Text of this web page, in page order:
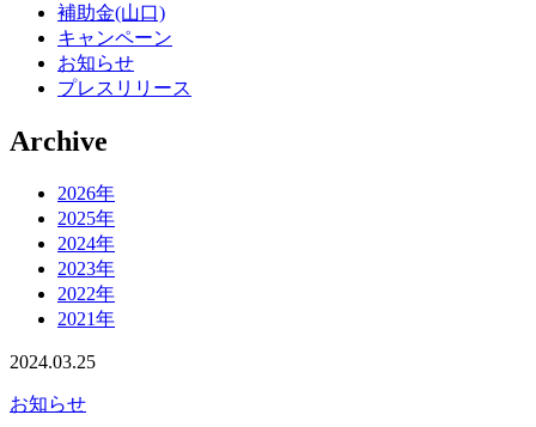
補助金(山口)
キャンペーン
お知らせ
プレスリリース
Archive
2026年
2025年
2024年
2023年
2022年
2021年
2024.03.25
お知らせ